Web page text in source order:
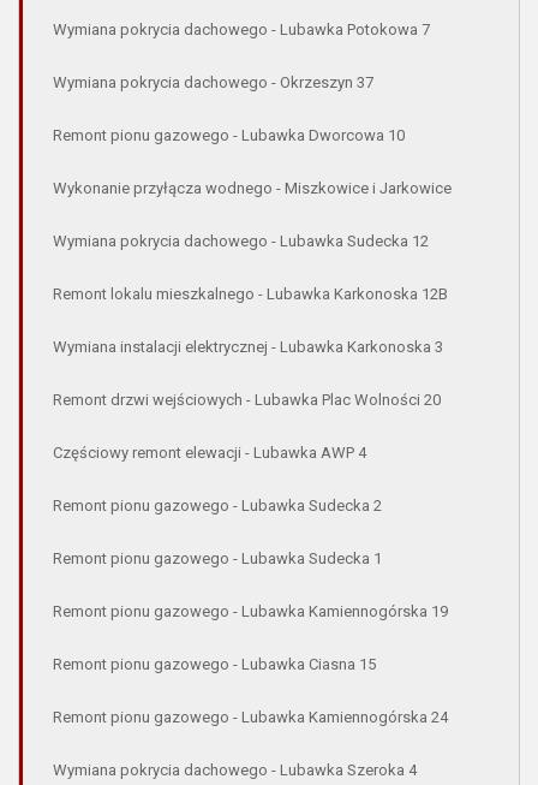
Wymiana pokrycia dachowego - Lubawka Potokowa 7
Wymiana pokrycia dachowego - Okrzeszyn 37
Remont pionu gazowego - Lubawka Dworcowa 10
Wykonanie przyłącza wodnego - Miszkowice i Jarkowice
Wymiana pokrycia dachowego - Lubawka Sudecka 12
Remont lokalu mieszkalnego - Lubawka Karkonoska 12B
Wymiana instalacji elektrycznej - Lubawka Karkonoska 3
Remont drzwi wejściowych - Lubawka Plac Wolności 20
Częściowy remont elewacji - Lubawka AWP 4
Remont pionu gazowego - Lubawka Sudecka 2
Remont pionu gazowego - Lubawka Sudecka 1
Remont pionu gazowego - Lubawka Kamiennogórska 19
Remont pionu gazowego - Lubawka Ciasna 15
Remont pionu gazowego - Lubawka Kamiennogórska 24
Wymiana pokrycia dachowego - Lubawka Szeroka 4